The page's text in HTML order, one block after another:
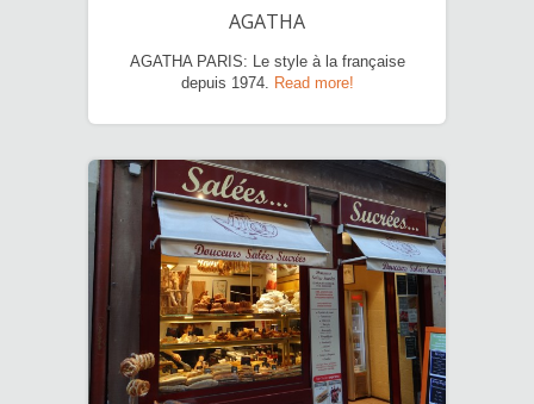
AGATHA
AGATHA PARIS: Le style à la française
depuis 1974. Read more!